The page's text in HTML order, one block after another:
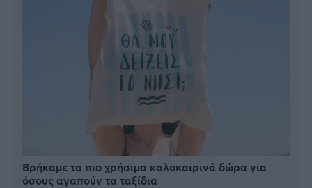
Βρήκαμε τα πιο χρήσιμα καλοκαιρινά δώρα για
όσους αγαπούν τα ταξίδια